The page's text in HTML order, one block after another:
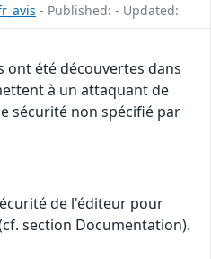
- Published: - Updated:
ont été découvertes dans
à un attaquant de
sécurité non spécifié par
de l'éditeur pour
section Documentation).